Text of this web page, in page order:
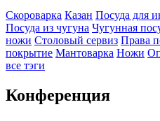
Скороварка Казан Посуда для
Посуда из чугуна Чугунная
ножи Столовый сервиз Права
покрытие Мантоварка Ножи
все тэги
Конференция